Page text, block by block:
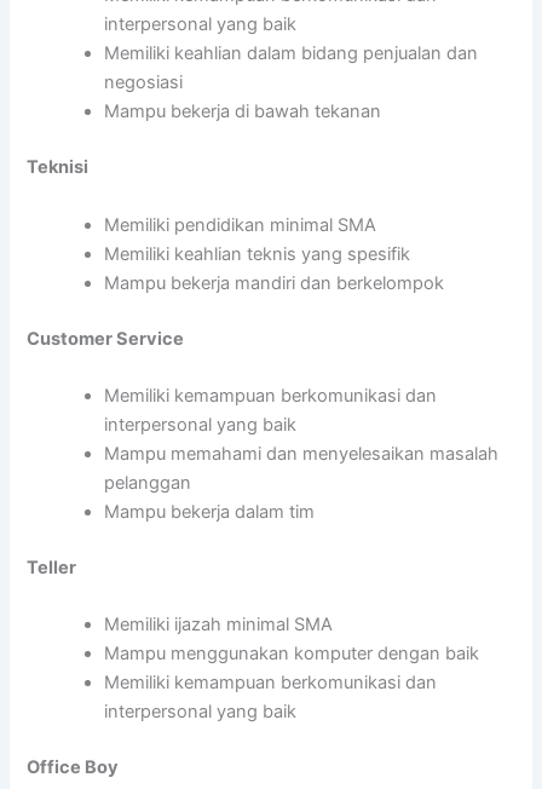
interpersonal yang baik
Memiliki keahlian dalam bidang penjualan dan
negosiasi
Mampu bekerja di bawah tekanan
Teknisi
Memiliki pendidikan minimal SMA
Memiliki keahlian teknis yang spesifik
Mampu bekerja mandiri dan berkelompok
Customer Service
Memiliki kemampuan berkomunikasi dan
interpersonal yang baik
Mampu memahami dan menyelesaikan masalah
pelanggan
Mampu bekerja dalam tim
Teller
Memiliki ijazah minimal SMA
Mampu menggunakan komputer dengan baik
Memiliki kemampuan berkomunikasi dan
interpersonal yang baik
Office Boy